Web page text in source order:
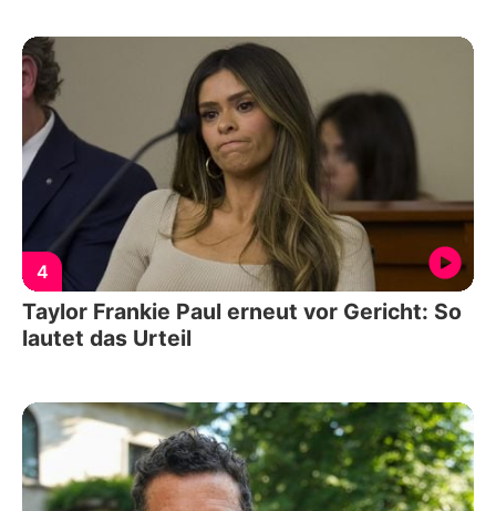
4
Taylor Frankie Paul erneut vor Gericht: So
lautet das Urteil